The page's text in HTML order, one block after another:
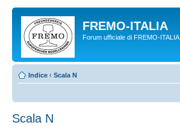
FREMO-ITALIA
Forum ufficiale di FREMO-ITALIA
Indice ‹ Scala N
Scala N